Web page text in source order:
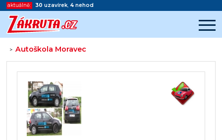
aktuálně: 30 uzavírek, 4 nehod
>Autoškola Moravec
Začátek reklamy
Konec reklamy